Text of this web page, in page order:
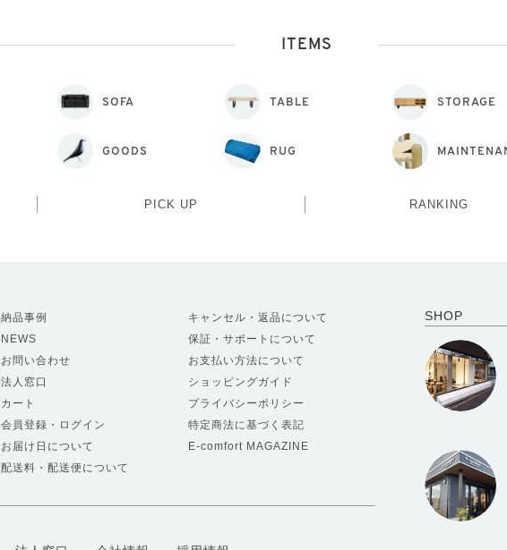
ITEMS
SOFA TABLE STORAGE
GOODS RUG
PICK UP RANKING
SHOP
納品事例
NEWS
お問い合わせ
法人窓口
カート
会員登録・ログイン
お届け日について
配送料・配送便について
キャンセル・返品について
保証・サポートについて
お支払い方法について
ショッピングガイド
プライバシーポリシー
特定商法に基づく表記
E-comfort MAGAZINE